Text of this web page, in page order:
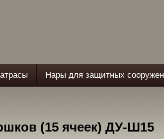
Нары для защитных
(15 ячеек) ДУ-Ш15